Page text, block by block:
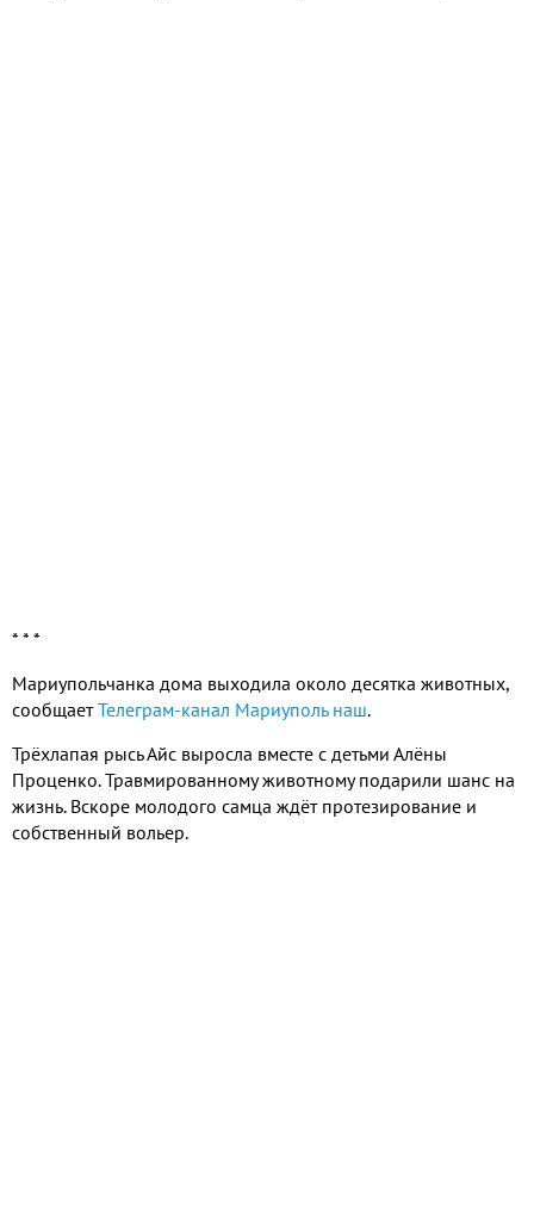
* * *
Мариупольчанка дома выходила около десятка животных,
сообщаетТелеграм-канал Мариуполь наш.
Трёхлапая рысь Айс выросла вместе с детьми Алёны
Проценко. Травмированному животному подарили шанс на
жизнь. Вскоре молодого самца ждёт протезирование и
собственный вольер.